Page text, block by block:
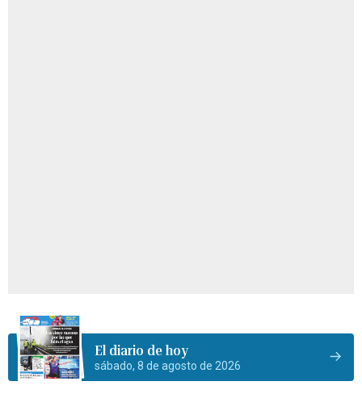
El diario de hoy
sábado, 8 de agosto de 2026